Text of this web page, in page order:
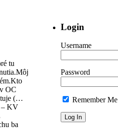
tu
OC
(…
– KV
ba
Login
Username
Password
Remember Me